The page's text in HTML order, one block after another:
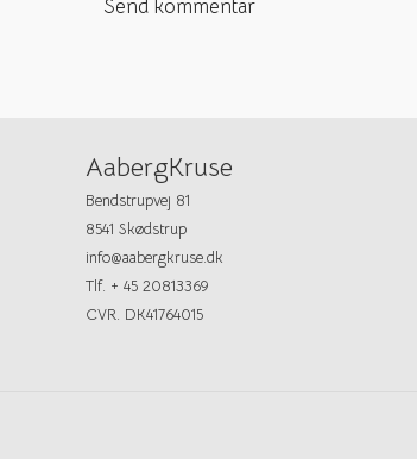
AabergKruse
Bendstrupvej 81
8541 Skødstrup
info@aabergkruse.dk
Tlf. + 45 20813369
CVR. DK41764015